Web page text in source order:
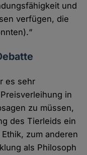
und
verfügen, die
es sehr
in
zu müssen,
des Tierleids ein
zum anderen
als Philosoph